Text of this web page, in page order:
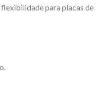
para placas de